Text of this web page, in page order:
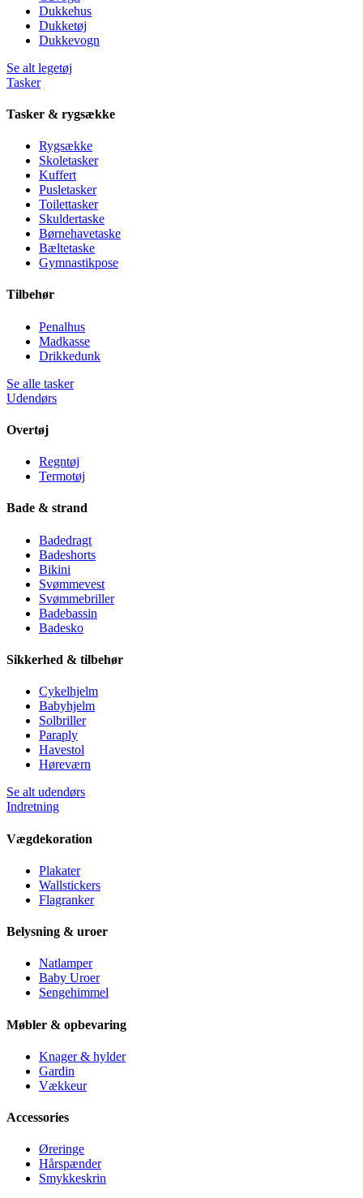
Dukkehus
Dukketøj
Dukkevogn
Se alt legetøj
Tasker
Tasker & rygsække
Rygsække
Skoletasker
Kuffert
Pusletasker
Toilettasker
Skuldertaske
Børnehavetaske
Bæltetaske
Gymnastikpose
Tilbehør
Penalhus
Madkasse
Drikkedunk
Se alle tasker
Udendørs
Overtøj
Regntøj
Termotøj
Bade & strand
Badedragt
Badeshorts
Bikini
Svømmevest
Svømmebriller
Badebassin
Badesko
Sikkerhed & tilbehør
Cykelhjelm
Babyhjelm
Solbriller
Paraply
Havestol
Høreværn
Se alt udendørs
Indretning
Vægdekoration
Plakater
Wallstickers
Flagranker
Belysning & uroer
Natlamper
Baby Uroer
Sengehimmel
Møbler & opbevaring
Knager & hylder
Gardin
Vækkeur
Accessories
Øreringe
Hårspænder
Smykkeskrin